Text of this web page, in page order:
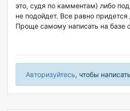
это, судя по камментам) либо
не подойдет. Все равно придется
Проще самому написать на базе
Авторизуйтесь, чтобы